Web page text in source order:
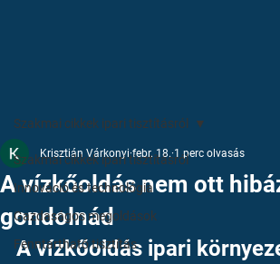
Szakmai cikkek ipari tisztításról
Innováció és technológia
Gazdaságos megoldások
Fenntartható tisztítás
Szakmai cikkek ipari tisztításról
A vízkőoldás nem ott
gondolnád
Krisztián Várkonyi febr. 18. 1 perc olvasás
A vízkőoldás ipari